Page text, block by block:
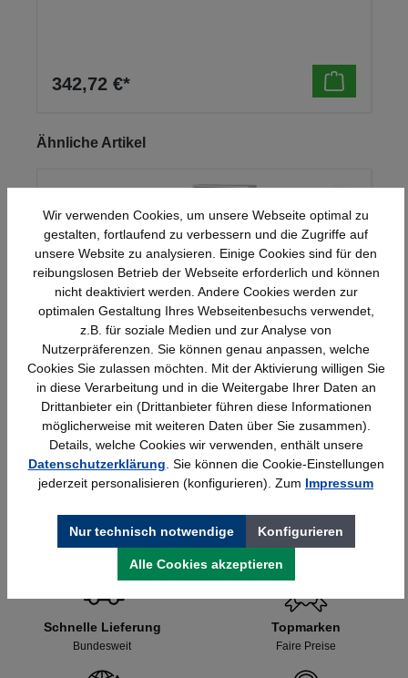
342,72 €*
Produktgalerie überspringen
Ähnliche Artikel
Rau Computer-Tisch mit Monitorgehäuse –
B1100xT800xH1810mm,stationär
1.295,91 €*
Schnelle Lieferung
Bundesweit
Topmarken
Faire Preise
Wir verwenden Cookies, um unsere Webseite optimal zu
gestalten, fortlaufend zu verbessern und die Zugriffe auf
unsere Website zu analysieren. Einige Cookies sind für den
reibungslosen Betrieb der Webseite erforderlich und können
nicht deaktiviert werden. Andere Cookies werden zur
optimalen Gestaltung Ihres Webseitenbesuchs verwendet,
z.B. für soziale Medien und zur Analyse von
Nutzerpräferenzen. Sie können genau anpassen, welche
Cookies Sie zulassen möchten. Mit der Aktivierung willigen Sie
in diese Verarbeitung und in die Weitergabe Ihrer Daten an
Drittanbieter ein (Drittanbieter führen diese Informationen
möglicherweise mit weiteren Daten über Sie zusammen).
Details, welche Cookies wir verwenden, enthält unsere
Datenschutzerklärung . Sie können die Cookie-Einstellungen
jederzeit personalisieren (konfigurieren). Zum Impressum
Nur technisch notwendige Konfigurieren
Alle Cookies akzeptieren